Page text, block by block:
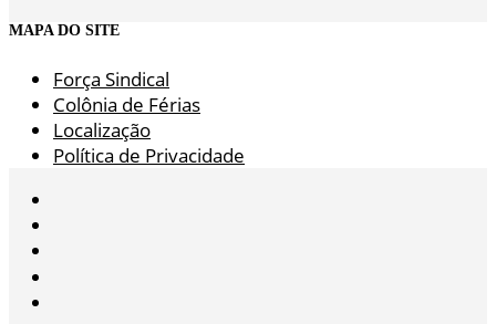
MAPA DO SITE
Força Sindical
Colônia de Férias
Localização
Política de Privacidade